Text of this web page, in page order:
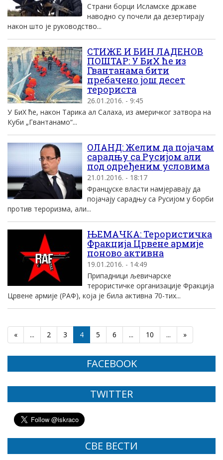
Страни борци Исламске државе
наводно су почели да дезертираjу
након што jе руководство...
СТИЖЕ И БИН ЛАДЕНОВ
ПОШТАР: У БиХ ће из
Гвантанама бити
пребачено још десет
терориста
26.01.2016. - 9:45
У БиХ ће, након Тарика ал Салаха, из америчког затвора на
Куби „Гвантанамо“...
ОЛАНД: Желим да појачам
сарадњу са Русијом али
под одређеним условима
21.01.2016. - 18:17
Француске власти намјеравају да
појачају сарадњу са Русијом у борби
против тероризма, али...
ЊЕМАЧКА: Терористичка
Фракција Црвене армије
поново активна
19.01.2016. - 14:49
Припадници љевичарске
терористичке организације Фракција
Црвене армије (РАФ), која је била активна 70-тих...
« ... 2 3 4 5 6 ... 10 ... »
FACEBOOK
TWITTER
СВЕ ВЕСТИ